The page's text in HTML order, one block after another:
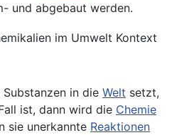
und abgebaut werden.
Substanzen in die Welt setzt,
ist, dann wird die Chemie
sie unerkannte Reaktionen